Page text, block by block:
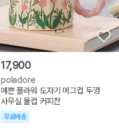
17,900
poladore
예쁜 플라워 도자기 머그컵 두껑
사무실 물컵 커피잔
무료배송